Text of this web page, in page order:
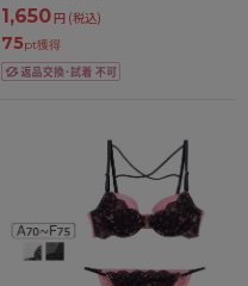
1,650円 (税込)
75pt獲得